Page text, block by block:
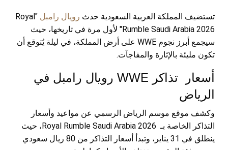
تستضيف المملكة العربية السعودية حدث رويال رامبل
"Royal
Rumble Saudi Arabia 2026" لأول مرة في تاريخها، حيث
سيجمع أبرز نجوم WWE على أرض المملكة، في ليلة يُتوقع أن
تكون مليئة بالإثارة والمفاجآت.
أسعار تذاكر WWE رويال رامبل في
الرياض
وكشف موقع موسم الرياض الرسمي عن مواعيد وأسعار
التذاكر الخاصة بـ Royal Rumble Saudi Arabia 2026، حيث
ينطلق في 31 يناير، وتبدأ أسعار التذاكر من 80 ريال سعودي